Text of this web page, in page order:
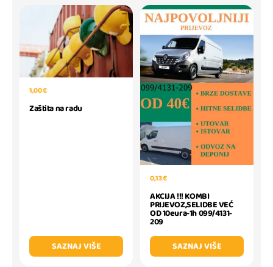
1,00 €
Zaštita na radu
SAZNAJ VIŠE
0,13 €
AKCIJA !!! KOMBI
PRIJEVOZ,SELIDBE VEĆ
OD 10eura-1h 099/4131-
209
SAZNAJ VIŠE